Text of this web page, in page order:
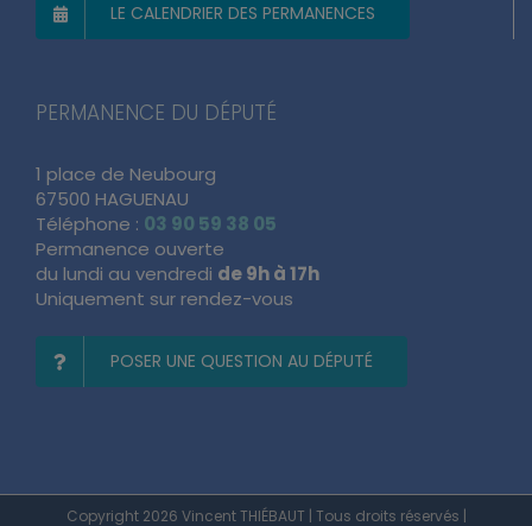
LE CALENDRIER DES PERMANENCES
PERMANENCE DU DÉPUTÉ
1 place de Neubourg
67500 HAGUENAU
Téléphone : 03 90 59 38 05
Permanence ouverte
du lundi au vendredi de 9h à 17h
Uniquement sur rendez-vous
POSER UNE QUESTION AU DÉPUTÉ
Copyright 2026 Vincent THIÉBAUT | Tous droits réservés |